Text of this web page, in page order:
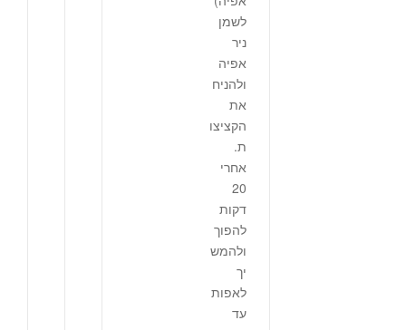
לשמן
ניר
אפיה
ולהניח
את
הקציצו
ת.
אחרי
20
דקות
להפוך
ולהמש
יך
לאפות
עד